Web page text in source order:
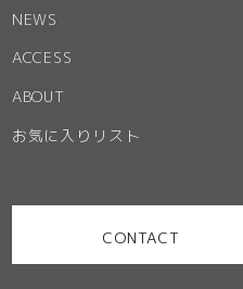
NEWS
ACCESS
ABOUT
お気に入りリスト
CONTACT